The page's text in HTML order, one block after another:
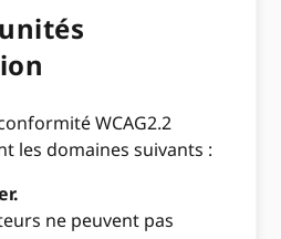
WCAG2.2
les domaines suivants :
ne peuvent pas